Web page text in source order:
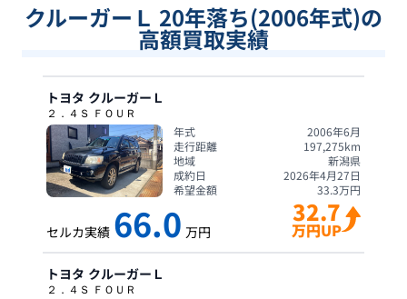
クルーガーＬ 20年落ち(2006年式)の
高額買取実績
トヨタ クルーガーＬ
２．４Ｓ ＦＯＵＲ
年式
2006年6月
走行距離
197,275km
地域
新潟県
成約日
2026年4月27日
希望金額
33.3万円
セルカ実績 66.0 万円
32.7
万円UP
トヨタ クルーガーＬ
２．４Ｓ ＦＯＵＲ